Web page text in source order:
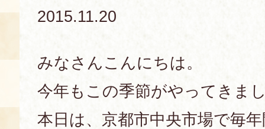
あじわい館とは
京の食文化について
アクセス
募集中の教室
展示室
2015.11.20
みなさんこんにちは。
今年もこの季節がやってきま
本日は、京都市中央市場で毎